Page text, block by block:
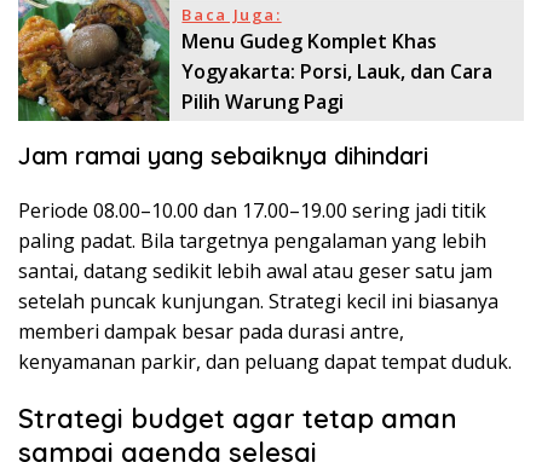
Baca Juga:
Menu Gudeg Komplet Khas
Yogyakarta: Porsi, Lauk, dan Cara
Pilih Warung Pagi
Jam ramai yang sebaiknya dihindari
Periode 08.00–10.00 dan 17.00–19.00 sering jadi titik
paling padat. Bila targetnya pengalaman yang lebih
santai, datang sedikit lebih awal atau geser satu jam
setelah puncak kunjungan. Strategi kecil ini biasanya
memberi dampak besar pada durasi antre,
kenyamanan parkir, dan peluang dapat tempat duduk.
Strategi budget agar tetap aman
sampai agenda selesai